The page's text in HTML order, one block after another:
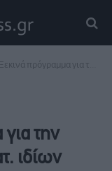
για την επαναγορά έως 36,9 εκατ. ιδίων μετοχών
την
ιδίων